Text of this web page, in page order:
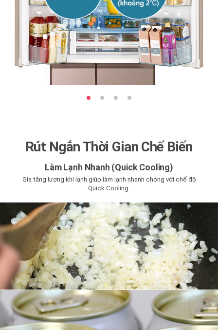
Rút Ngắn Thời Gian Chế Biến
Làm Lạnh Nhanh (Quick Cooling)
Gia tăng lượng khí lạnh giúp làm lạnh nhanh chóng với chế độ
Quick Cooling.